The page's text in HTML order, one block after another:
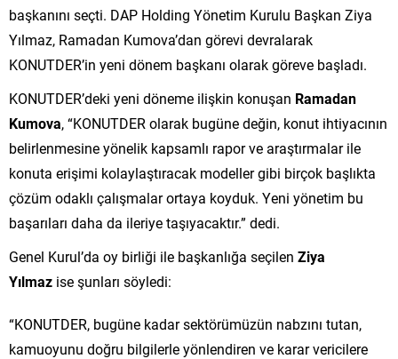
başkanını seçti. DAP Holding Yönetim Kurulu Başkan Ziya
Yılmaz, Ramadan Kumova’dan görevi devralarak
KONUTDER’in yeni dönem başkanı olarak göreve başladı.
KONUTDER’deki yeni döneme ilişkin konuşan Ramadan
Kumova, “KONUTDER olarak bugüne değin, konut ihtiyacının
belirlenmesine yönelik kapsamlı rapor ve araştırmalar ile
konuta erişimi kolaylaştıracak modeller gibi birçok başlıkta
çözüm odaklı çalışmalar ortaya koyduk. Yeni yönetim bu
başarıları daha da ileriye taşıyacaktır.” dedi.
Genel Kurul’da oy birliği ile başkanlığa seçilen Ziya
Yılmaz ise şunları söyledi:
“KONUTDER, bugüne kadar sektörümüzün nabzını tutan,
kamuoyunu doğru bilgilerle yönlendiren ve karar vericilere